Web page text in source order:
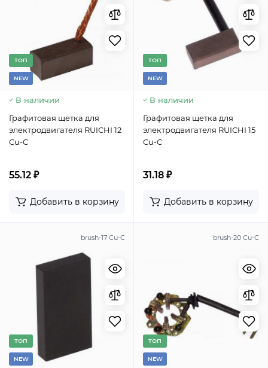
TОП
NEW
В наличии
Графитовая щетка для
электродвигателя RUICHI 12
Cu-C
55.12 ₽
Добавить в корзину
TОП
NEW
В наличии
Графитовая щетка для
электродвигателя RUICHI 15
Cu-C
31.18 ₽
Добавить в корзину
brush-17 Cu-C
TОП
NEW
brush-20 Cu-C
TОП
NEW